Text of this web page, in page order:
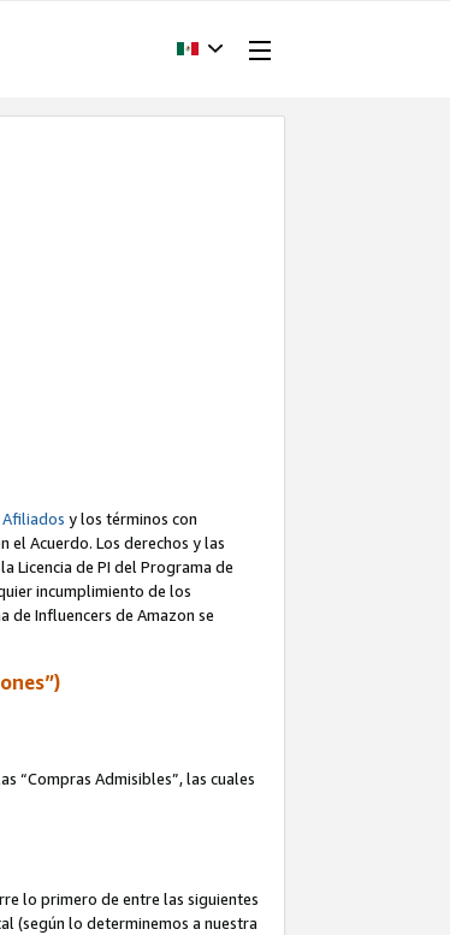
y los términos con
el Acuerdo. Los derechos y las
Licencia de PI del Programa de
incumplimiento de los
de Influencers de Amazon se
“Compras Admisibles”, las cuales
lo primero de entre las siguientes
(según lo determinemos a nuestra